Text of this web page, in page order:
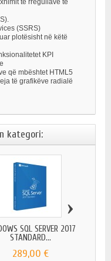
të rregullave të
(SSRS)
plotësisht në këtë
KPI
që mbështet HTML5
të grafikëve radialë
kategori:
SQL SERVER 2017
STANDARD...
289,00 €
›